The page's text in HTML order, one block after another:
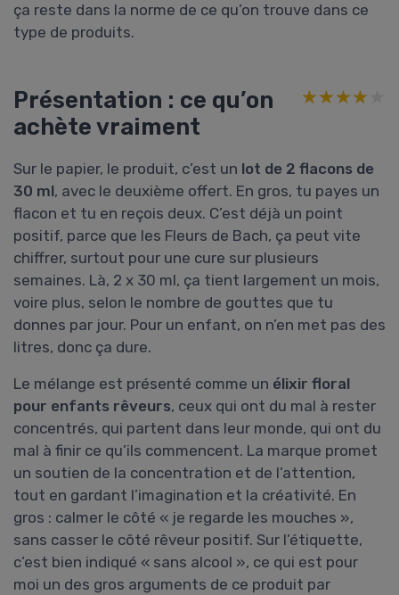
ça reste dans la norme de ce qu’on trouve dans ce
type de produits.
Présentation : ce qu’on
achète vraiment
★★★★★
★★★★★
Sur le papier, le produit, c’est un lot de 2 flacons de
30 ml, avec le deuxième offert. En gros, tu payes un
flacon et tu en reçois deux. C’est déjà un point
positif, parce que les Fleurs de Bach, ça peut vite
chiffrer, surtout pour une cure sur plusieurs
semaines. Là, 2 x 30 ml, ça tient largement un mois,
voire plus, selon le nombre de gouttes que tu
donnes par jour. Pour un enfant, on n’en met pas des
litres, donc ça dure.
Le mélange est présenté comme un élixir floral
pour enfants rêveurs, ceux qui ont du mal à rester
concentrés, qui partent dans leur monde, qui ont du
mal à finir ce qu’ils commencent. La marque promet
un soutien de la concentration et de l’attention,
tout en gardant l’imagination et la créativité. En
gros : calmer le côté « je regarde les mouches »,
sans casser le côté rêveur positif. Sur l’étiquette,
c’est bien indiqué « sans alcool », ce qui est pour
moi un des gros arguments de ce produit par